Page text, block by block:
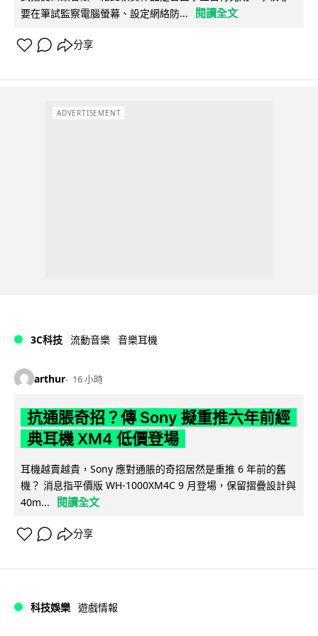
要在筆試監察電腦螢幕、設定網絡防...
閱讀全文
分享
ADVERTISEMENT
3C科技 流動音樂 音樂耳機
arthur 16 小時
抗通脹奇招？傳 Sony 擬重推六年前經
典耳機 XM4 低價登場
耳機越賣越貴，Sony 應對通脹的奇招居然是重推 6 年前的舊
機？ 消息指平價版 WH-1000XM4C 9 月登場，保留摺疊設計與
40m...
閱讀全文
分享
科技娛樂 遊戲情報